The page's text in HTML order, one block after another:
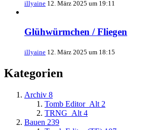
illyaine 12. März 2025 um 19:11
Glühwürmchen / Fliegen
illyaine 12. März 2025 um 18:15
Kategorien
Archiv 8
Tomb Editor_Alt 2
TRNG_Alt 4
Bauen 239